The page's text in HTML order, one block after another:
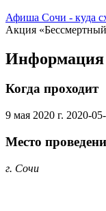
Афиша Сочи - куда
Акция
Информация
Когда проходит
9 мая 2020 г. 2020-
Место
г. Сочи